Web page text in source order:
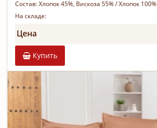
Состав:Хлопок 45%, Вискоза 55% / Хлопок 100%
На складе:
Цена
Купить